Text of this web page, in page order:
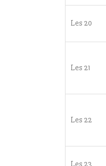
Les 20
Les 21
Les 22
Les 23